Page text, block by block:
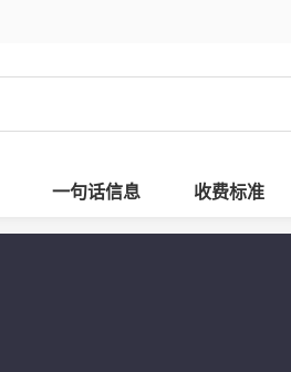
一句话信息 收费标准